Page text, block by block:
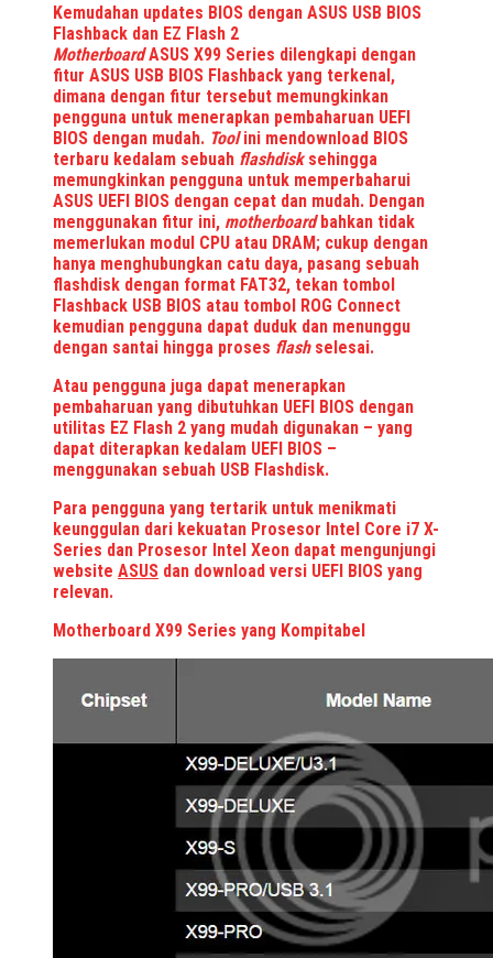
Kemudahan updates BIOS dengan ASUS USB BIOS
Flashback dan EZ Flash 2
MotherboardASUS X99 Series dilengkapi dengan
fitur ASUS USB BIOS Flashback yang terkenal,
dimana dengan fitur tersebut memungkinkan
pengguna untuk menerapkan pembaharuan UEFI
BIOS dengan mudah. Toolini mendownload BIOS
terbaru kedalam sebuah flashdisksehingga
memungkinkan pengguna untuk memperbaharui
ASUS UEFI BIOS dengan cepat dan mudah. Dengan
menggunakan fitur ini, motherboardbahkan tidak
memerlukan modul CPU atau DRAM; cukup dengan
hanya menghubungkan catu daya, pasang sebuah
flashdisk dengan format FAT32, tekan tombol
Flashback USB BIOS atau tombol ROG Connect
kemudian pengguna dapat duduk dan menunggu
dengan santai hingga proses flashselesai.
Atau pengguna juga dapat menerapkan
pembaharuan yang dibutuhkan UEFI BIOS dengan
utilitas EZ Flash 2 yang mudah digunakan – yang
dapat diterapkan kedalam UEFI BIOS –
menggunakan sebuah USB Flashdisk.
Para pengguna yang tertarik untuk menikmati
keunggulan dari kekuatan Prosesor Intel Core i7 X-
Series dan Prosesor Intel Xeon dapat mengunjungi
website ASUS dan download versi UEFI BIOS yang
relevan.
Motherboard X99 Series yang Kompitabel